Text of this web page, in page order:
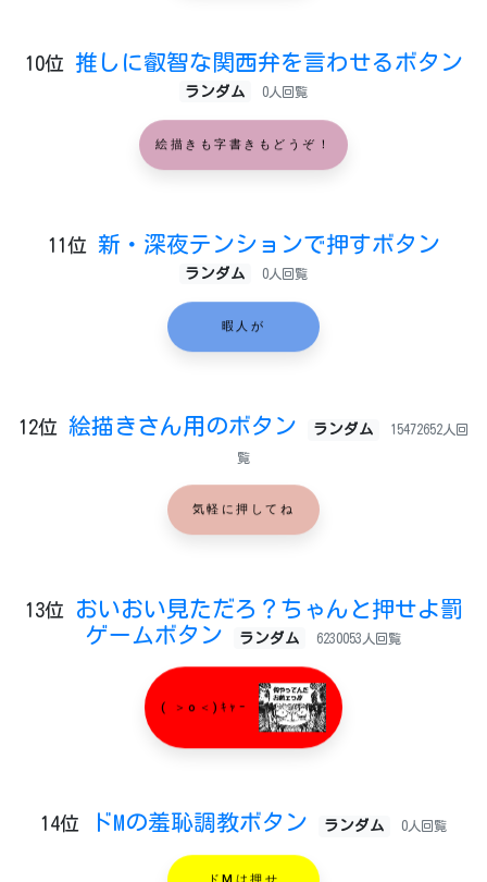
10位 推しに叡智な関西弁を言わせるボタン
ランダム 0人回覧
絵描きも字書きもどうぞ！
11位 新・深夜テンションで押すボタン
ランダム 0人回覧
暇人が
12位 絵描きさん用のボタン ランダム 15472652人回
覧
気軽に押してね
13位
おいおい見ただろ？ちゃんと押せよ罰
ゲームボタン
ランダム 6230053人回覧
( ＞o＜)ｷｬｰ
14位 ドMの羞恥調教ボタン ランダム 0人回覧
ドMは押せ